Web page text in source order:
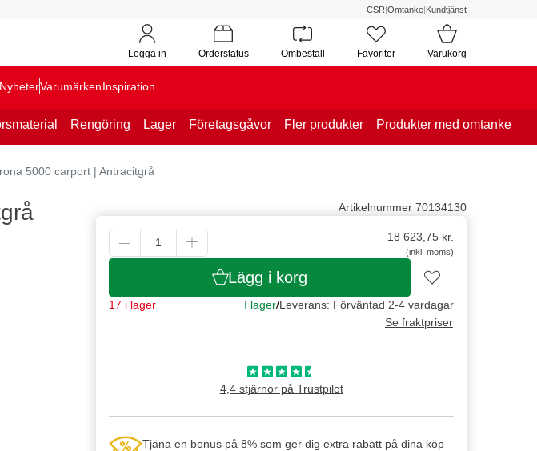
CSR|Omtanke|Kundtjänst
Logga in Orderstatus Ombeställ Favoriter Varukorg
NyheterVarumärkenInspiration
Rengöring Lager Företagsgåvor Fler produkter Produkter med omtanke
5000 carport | Antracitgrå
Artikelnummer 70134130
18 623,75kr.
(inkl. moms)
Lägg i korg
17 i lager I lager/Leverans: Förväntad 2-4 vardagar
Se fraktpriser
4,4 stjärnor på Trustpilot
Tjäna en bonus på 8% som ger dig extra rabatt på dina köp